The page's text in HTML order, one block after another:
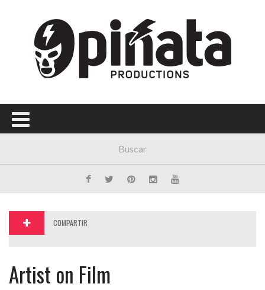
Menú Principal
PORTADA
CONCIERTOS
FESTIVALES
COMPARTIR
Artist on Film